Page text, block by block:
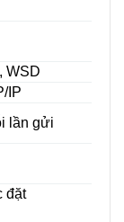
WSD
IP
lần gửi
đặt